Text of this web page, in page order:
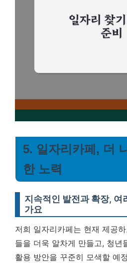
5. 일자리카페, 더
한 노력
지속적인 발전과 확장, 여
가요
저희 일자리카페는 현재 제공
들을 더욱 알차게 만들고, 청년
활용 방안을 꾸준히 모색할 예